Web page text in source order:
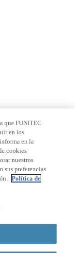
que FUNITEC
en los
en la
cookies
nuestros
sus preferencias
Política de